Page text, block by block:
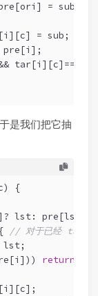
= sub;
= sub;
pre[i];
是我们把它抽
{
lst: pre[lst =
// 对于已经 tar[i][c]
lst;
return